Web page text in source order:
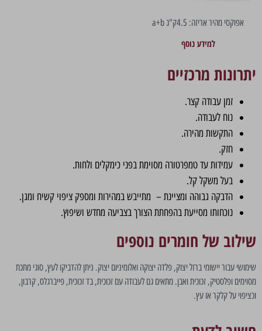
אפוקסי מהיר אריזה: 4.5ק"ג a+b
למידע נוסף
יתרונות מרכזיים
זמן עבודה קצר.
נוח לעבודה.
התקשות מהירה.
חזק.
עמידות עד טמפרטורה מסוימת בפני כימקלים ולחות.
בעל משקל קל.
הדבקה גבוהה ומציינת – מתייבש במהירות ומספק ציפוי קשיח ומגן.
נוכחותו מסייעת בהפחתת הצורך בצביעה מחדש ושיפוץ.
שילוב של חומרים נוספים
שימושי עבור יישומי ברזל יצוק, פלדה יצוקה ואלומיניום יצוק. ניתן להדביקו לעץ, סוגי מתכת
מסוימים ופלסטיק, זכוכית ואבן. מתאים גם לעבודה עם זכוכית, בד זכוכית, פייברגלס, קרבון,
וכציפוי על קלקר או עץ.